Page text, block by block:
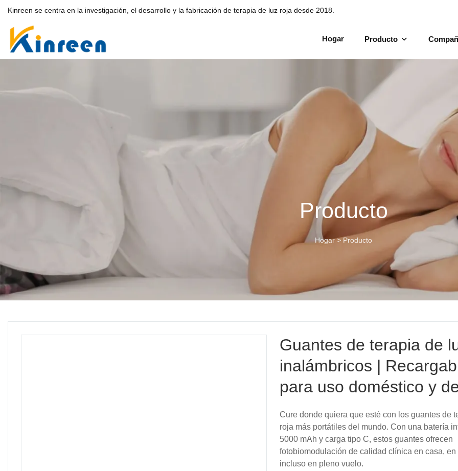
Kinreen se centra en la investigación, el desarrollo y la fabricación de terapia de luz roja desde 2018.
Hogar Producto
Producto
Hogar > Producto
Guantes de terapia de
inalámbricos |
para uso doméstico y
Cure donde quiera que esté con los guantes de
roja más portátiles del mundo. Con una batería
5000 mAh y carga tipo C, estos guantes ofrecen
fotobiomodulación de calidad clínica en casa, en
incluso en pleno vuelo.